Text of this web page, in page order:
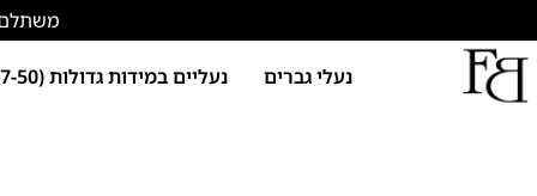
משתלם
נעלי גברים נעליים במידות גדולות (47-50)